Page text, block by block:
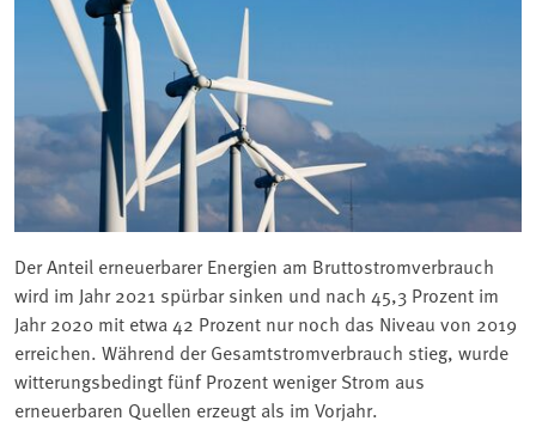
Der Anteil erneuerbarer Energien am Bruttostromverbrauch
wird im Jahr 2021 spürbar sinken und nach 45,3 Prozent im
Jahr 2020 mit etwa 42 Prozent nur noch das Niveau von 2019
erreichen. Während der Gesamtstromverbrauch stieg, wurde
witterungsbedingt fünf Prozent weniger Strom aus
erneuerbaren Quellen erzeugt als im Vorjahr.